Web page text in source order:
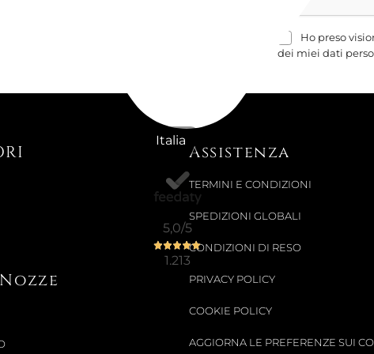
Italia
5,0/5
1.213
Ho preso
dei miei dati
Assistenza
TERMINI E CONDIZIONI
SPEDIZIONI GLOBALI
CONDIZIONI DI RESO
PRIVACY POLICY
COOKIE POLICY
AGGIORNA LE PREFERENZE SUI